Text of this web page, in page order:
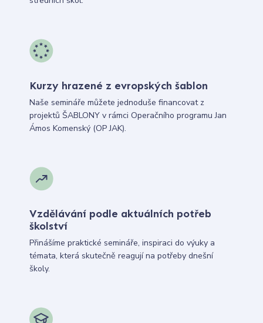
Kurzy hrazené z evropských šablon
Naše semináře můžete jednoduše financovat z
projektů ŠABLONY v rámci Operačního programu Jan
Ámos Komenský (OP JAK).
Vzdělávání podle aktuálních potřeb
školství
Přinášíme praktické semináře, inspiraci do výuky a
témata, která skutečně reagují na potřeby dnešní
školy.